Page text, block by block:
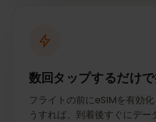
数回タップするだけ
フライトの前にeSIMを有効
うすれば、到着後すぐにデー